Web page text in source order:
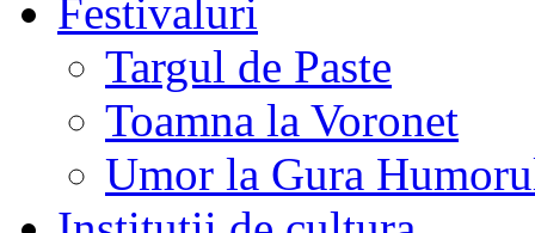
Festivaluri
Targul de Paste
Toamna la Voronet
Umor la Gura